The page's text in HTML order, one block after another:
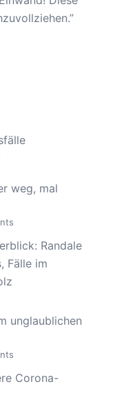
”
weg, mal
Randale
Fälle im
unglaublichen
Corona-